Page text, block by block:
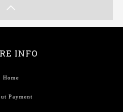
INFO
Home
Payment